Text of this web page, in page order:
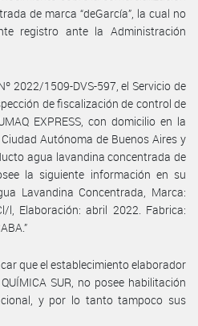
de marca “deGarcía”, la cual no
registro ante la Administración
2022/1509-DVS-597, el Servicio de
de fiscalización de control de
EXPRESS, con domicilio en la
Autónoma de Buenos Aires y
agua lavandina concentrada de
la siguiente información en su
Lavandina Concentrada, Marca:
l, Elaboración: abril 2022. Fabrica:
que el establecimiento elaborador
SUR, no posee habilitación
y por lo tanto tampoco sus